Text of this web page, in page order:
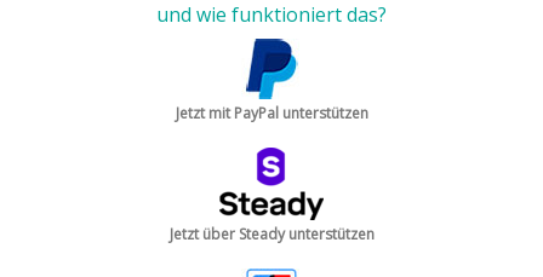
und wie funktioniert das?
Jetzt mit PayPal unterstützen
Jetzt über Steady unterstützen